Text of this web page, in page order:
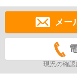
メー
現況の確認